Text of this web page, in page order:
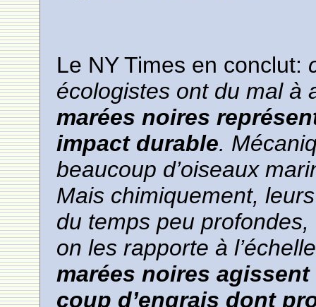
Le NY Times en conclut:
écologistes ont du mal à
marées noires
impact durable.
beaucoup d’oiseaux
Mais chimiquement,
du temps peu
on les rapporte à
marées noires
coup d’engrais dont